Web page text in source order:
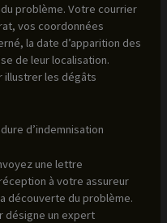
problème. Votre courrier
vos coordonnées
la date d’apparition des
de leur localisation.
illustrer les dégâts
d’indemnisation
une lettre
à votre assureur
découverte du problème.
désigne un expert